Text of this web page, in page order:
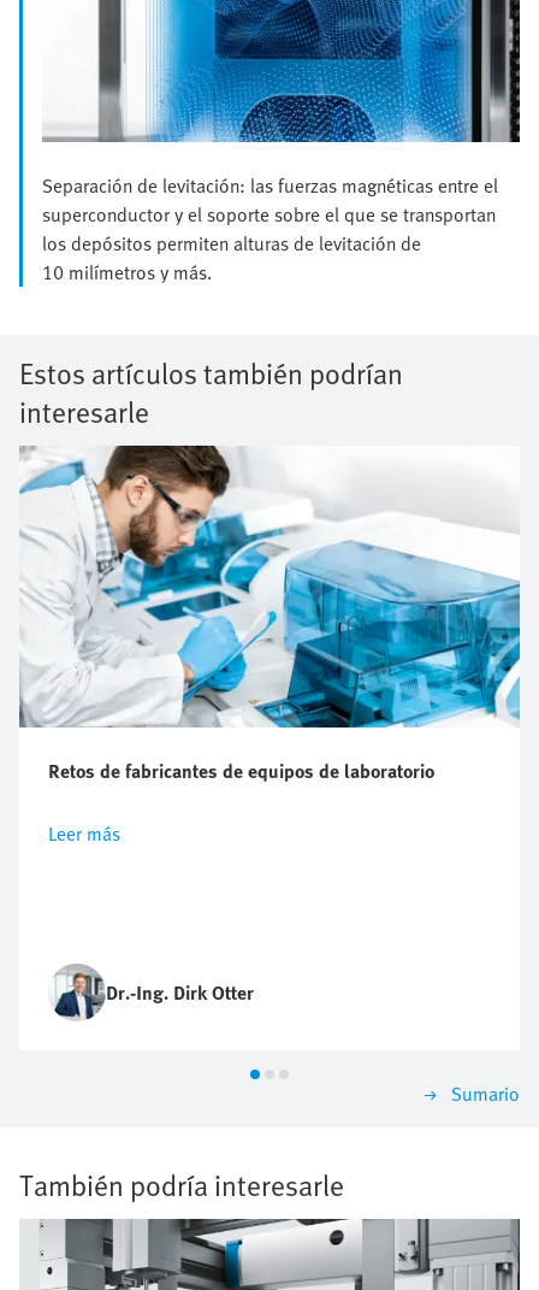
Separación de levitación: las fuerzas magnéticas entre el
superconductor y el soporte sobre el que se transportan
los depósitos permiten alturas de levitación de
10 milímetros y más.
Estos artículos también podrían
interesarle
Retos de fabricantes de equipos de laboratorio
Leer más
Dr.-Ing. Dirk Otter
Sumario
También podría interesarle